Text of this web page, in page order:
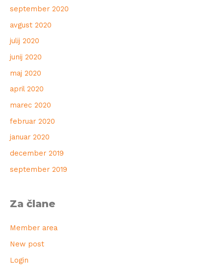
september 2020
avgust 2020
julij 2020
junij 2020
maj 2020
april 2020
marec 2020
februar 2020
januar 2020
december 2019
september 2019
Za člane
Member area
New post
Login